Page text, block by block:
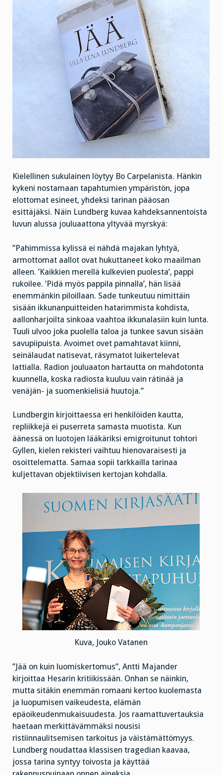
Kielellinen sukulainen löytyy Bo Carpelanista. Hänkin
kykeni nostamaan tapahtumien ympäristön, jopa
elottomat esineet, yhdeksi tarinan pääosan
esittäjäksi. Näin Lundberg kuvaa kahdeksannentoista
luvun alussa jouluaattona yltyvää myrskyä:
”Pahimmissa kylissä ei nähdä majakan lyhtyä,
armottomat aallot ovat hukuttaneet koko maailman
alleen. ’Kaikkien merellä kulkevien puolesta’, pappi
rukoilee. ’Pidä myös pappila pinnalla’, hän lisää
enemmänkin piloillaan. Sade tunkeutuu nimittäin
sisään ikkunanpuitteiden hatarimmista kohdista,
aallonharjoilta sinkoaa vaahtoa ikkunalasiin kuin lunta.
Tuuli ulvoo joka puolella taloa ja tunkee savun sisään
savupiipuista. Avoimet ovet pamahtavat kiinni,
seinälaudat natisevat, räsymatot luikertelevat
lattialla. Radion jouluaaton hartautta on mahdotonta
kuunnella, koska radiosta kuuluu vain rätinää ja
venäjän- ja suomenkielisiä huutoja.”
Lundbergin kirjoittaessa eri henkilöiden kautta,
repliikkejä ei puserreta samasta muotista. Kun
äänessä on luotojen lääkäriksi emigroitunut tohtori
Gyllen, kielen rekisteri vaihtuu hienovaraisesti ja
osoittelematta. Samaa sopii tarkkailla tarinaa
kuljettavan objektiivisen kertojan kohdalla.
Kuva, Jouko Vatanen
”Jää on kuin luomiskertomus”, Antti Majander
kirjoittaa Hesarin kritiikissään. Onhan se näinkin,
mutta sitäkin enemmän romaani kertoo kuolemasta
ja luopumisen vaikeudesta, elämän
epäoikeudenmukaisuudesta. Jos raamattuvertauksia
haetaan merkittävämmäksi nousisi
ristiinnaulitsemisen tarkoitus ja väistämättömyys.
Lundberg noudattaa klassisen tragedian kaavaa,
jossa tarina syntyy toivosta ja käyttää